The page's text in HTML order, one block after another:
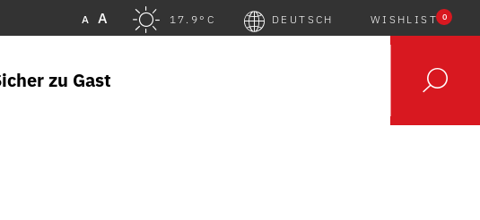
A A 17.9°C DEUTSCH WISHLIST 0
zu Gast